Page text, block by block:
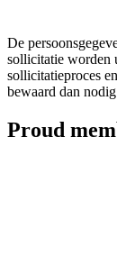
De
sollicitatie worden
sollicitatieproces
bewaard dan
Proud